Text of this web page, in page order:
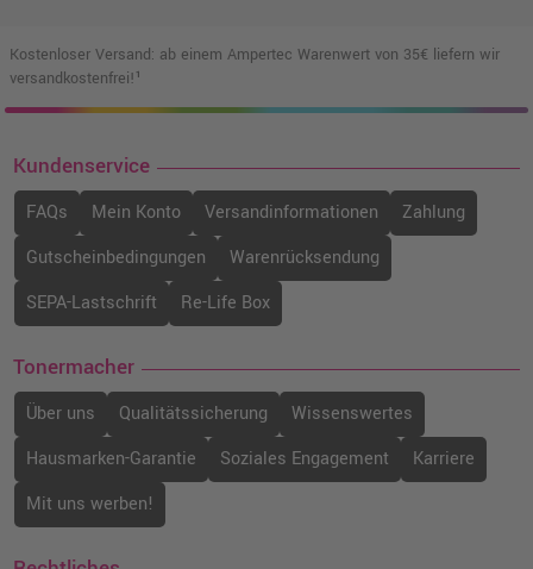
Kostenloser Versand: ab einem Ampertec Warenwert von 35€ liefern wir
versandkostenfrei!¹
Kundenservice
FAQs Mein Konto Versandinformationen
Zahlung
Gutscheinbedingungen
Warenrücksendung
SEPA-Lastschrift
Re-Life Box
Tonermacher
Über uns Qualitätssicherung
Wissenswertes
Hausmarken-Garantie
Soziales Engagement
Karriere
Mit uns werben!